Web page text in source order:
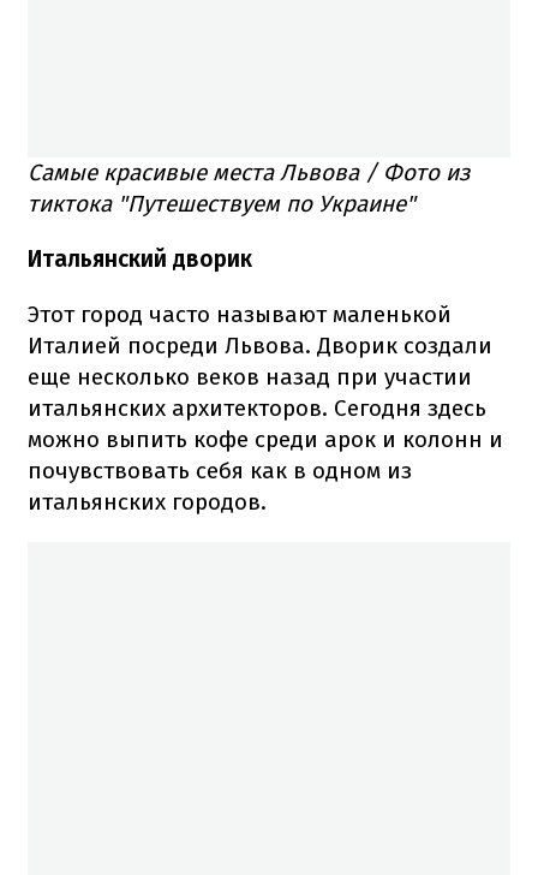
Самые красивые места Львова / Фото из
тиктока "Путешествуем по Украине"
Итальянский дворик
Этот город часто называют маленькой
Италией посреди Львова. Дворик создали
еще несколько веков назад при участии
итальянских архитекторов. Сегодня здесь
можно выпить кофе среди арок и колонн и
почувствовать себя как в одном из
итальянских городов.